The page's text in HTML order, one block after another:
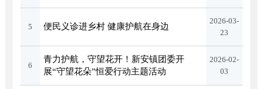
5 便民义诊进乡村 健康护航在身边
2026-03-
23
6
青力护航，守望花开！新安镇团委开
展“守望花朵”恒爱行动主题活动
2026-02-
03